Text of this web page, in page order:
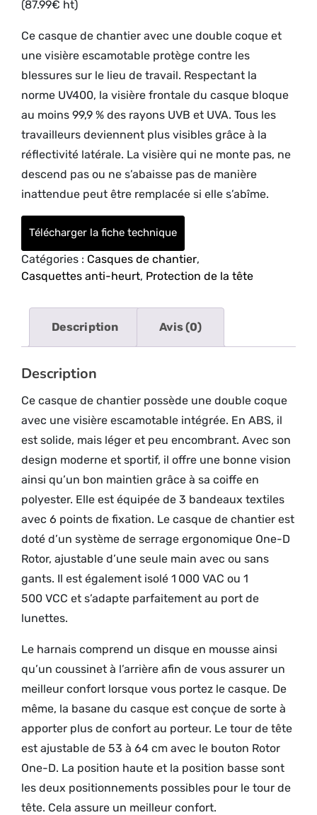
(87.99€ ht)
Ce casque de chantier avec une double coque et
une visière escamotable protège contre les
blessures sur le lieu de travail. Respectant la
norme UV400, la visière frontale du casque bloque
au moins 99,9 % des rayons UVB et UVA. Tous les
travailleurs deviennent plus visibles grâce à la
réflectivité latérale. La visière qui ne monte pas, ne
descend pas ou ne s’abaisse pas de manière
inattendue peut être remplacée si elle s’abîme.
Télécharger la fiche technique
Catégories : Casques de chantier,
Casquettes anti-heurt, Protection de la tête
Description Avis (0)
Description
Ce casque de chantier possède une double coque
avec une visière escamotable intégrée. En ABS, il
est solide, mais léger et peu encombrant. Avec son
design moderne et sportif, il offre une bonne vision
ainsi qu’un bon maintien grâce à sa coiffe en
polyester. Elle est équipée de 3 bandeaux textiles
avec 6 points de fixation. Le casque de chantier est
doté d’un système de serrage ergonomique One-D
Rotor, ajustable d’une seule main avec ou sans
gants. Il est également isolé 1 000 VAC ou 1
500 VCC et s’adapte parfaitement au port de
lunettes.
Le harnais comprend un disque en mousse ainsi
qu’un coussinet à l’arrière afin de vous assurer un
meilleur confort lorsque vous portez le casque. De
même, la basane du casque est conçue de sorte à
apporter plus de confort au porteur. Le tour de tête
est ajustable de 53 à 64 cm avec le bouton Rotor
One-D. La position haute et la position basse sont
les deux positionnements possibles pour le tour de
tête. Cela assure un meilleur confort.